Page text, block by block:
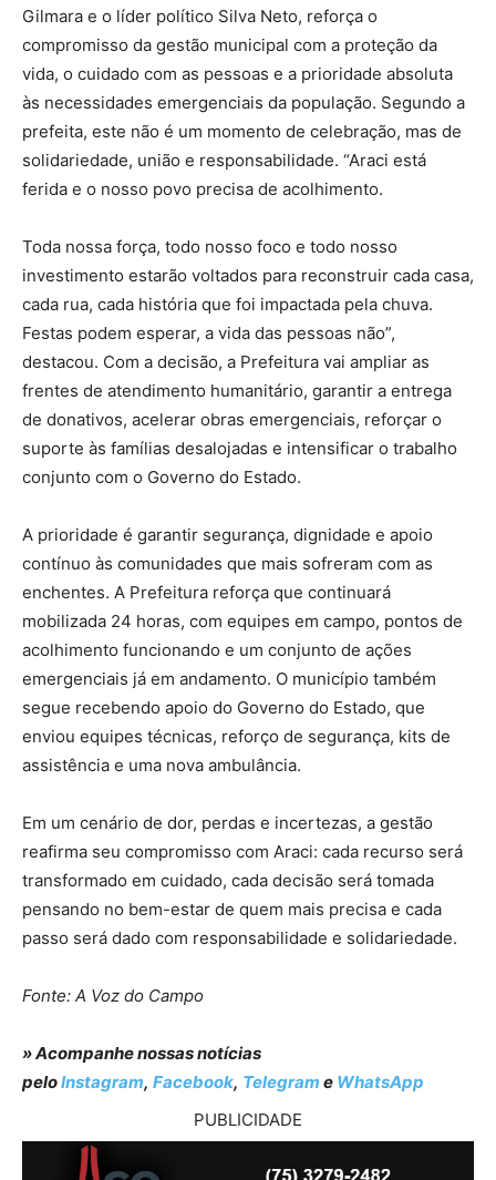
Gilmara e o líder político Silva Neto, reforça o
compromisso da gestão municipal com a proteção da
vida, o cuidado com as pessoas e a prioridade absoluta
às necessidades emergenciais da população. Segundo a
prefeita, este não é um momento de celebração, mas de
solidariedade, união e responsabilidade. “Araci está
ferida e o nosso povo precisa de acolhimento.
Toda nossa força, todo nosso foco e todo nosso
investimento estarão voltados para reconstruir cada casa,
cada rua, cada história que foi impactada pela chuva.
Festas podem esperar, a vida das pessoas não”,
destacou. Com a decisão, a Prefeitura vai ampliar as
frentes de atendimento humanitário, garantir a entrega
de donativos, acelerar obras emergenciais, reforçar o
suporte às famílias desalojadas e intensificar o trabalho
conjunto com o Governo do Estado.
A prioridade é garantir segurança, dignidade e apoio
contínuo às comunidades que mais sofreram com as
enchentes. A Prefeitura reforça que continuará
mobilizada 24 horas, com equipes em campo, pontos de
acolhimento funcionando e um conjunto de ações
emergenciais já em andamento. O município também
segue recebendo apoio do Governo do Estado, que
enviou equipes técnicas, reforço de segurança, kits de
assistência e uma nova ambulância.
Em um cenário de dor, perdas e incertezas, a gestão
reafirma seu compromisso com Araci: cada recurso será
transformado em cuidado, cada decisão será tomada
pensando no bem-estar de quem mais precisa e cada
passo será dado com responsabilidade e solidariedade.
Fonte: A Voz do Campo
» Acompanhe nossas notícias
peloInstagram, Facebook, Telegram e WhatsApp
PUBLICIDADE